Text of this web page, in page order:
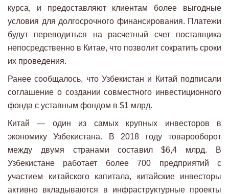
курса, и предоставляют клиентам более выгодные
условия для долгосрочного финансирования. Платежи
будут переводиться на расчетный счет поставщика
непосредственно в Китае, что позволит сократить сроки
их проведения.
Ранее сообщалось, что Узбекистан и Китай подписали
соглашение о создании совместного инвестиционного
фонда с уставным фондом в $1 млрд.
Китай — один из самых крупных инвесторов в
экономику Узбекистана. В 2018 году товарооборот
между двумя странами составил $6,4 млрд. В
Узбекистане работает более 700 предприятий с
участием китайского капитала, китайские инвесторы
активно вкладываются в инфраструктурные проекты